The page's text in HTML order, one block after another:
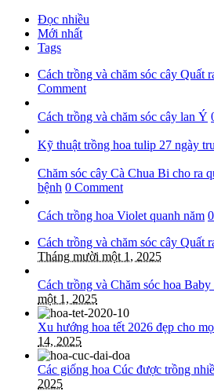
Đọc nhiều
Mới nhất
Tags
Cách trồng và chăm sóc cây Quất
Comment
Cách trồng và chăm sóc cây lan Ý
Kỹ thuật trồng hoa tulip 27 ngày
Chăm sóc cây Cà Chua Bi cho ra
bệnh 0 Comment
Cách trồng hoa Violet quanh năm
Cách trồng và chăm sóc cây Quất
Tháng mười một 1, 2025
Cách trồng và Chăm sóc hoa
một 1, 2025
Xu hướng hoa tết 2026 đẹp cho
14, 2025
Các giống hoa Cúc được trồng
2025